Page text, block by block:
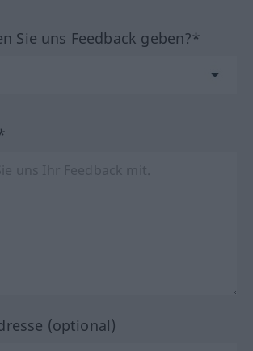
Sie uns Feedback geben?*
(optional)